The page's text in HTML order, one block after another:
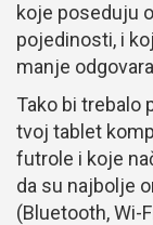
koje poseduju
pojedinosti, i
manje
Tako bi trebalo
tvoj tablet
futrole i koje
da su najbolje
(Bluetooth, Wi-